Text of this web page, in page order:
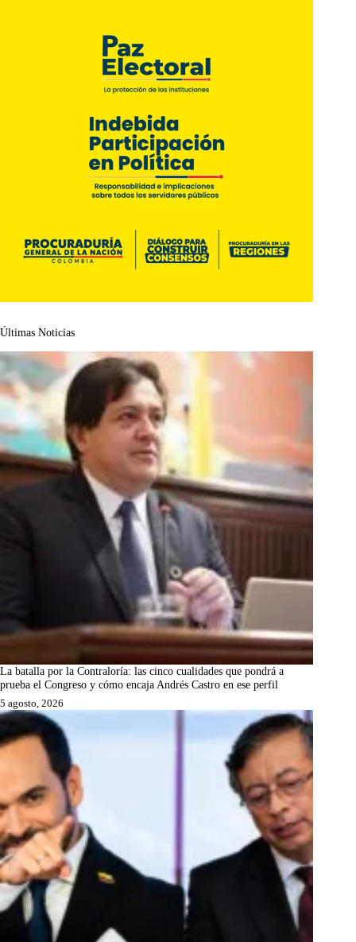
Últimas Noticias
La batalla por la Contraloría: las cinco cualidades que pondrá a
prueba el Congreso y cómo encaja Andrés Castro en ese perfil
5 agosto, 2026